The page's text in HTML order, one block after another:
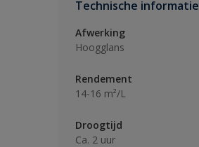
Technische informatie
Afwerking
Hoogglans
Rendement
14-16 m²/L
Droogtijd
Ca. 2 uur